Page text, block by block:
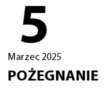
5
Marzec 2025
POŻEGNANIE